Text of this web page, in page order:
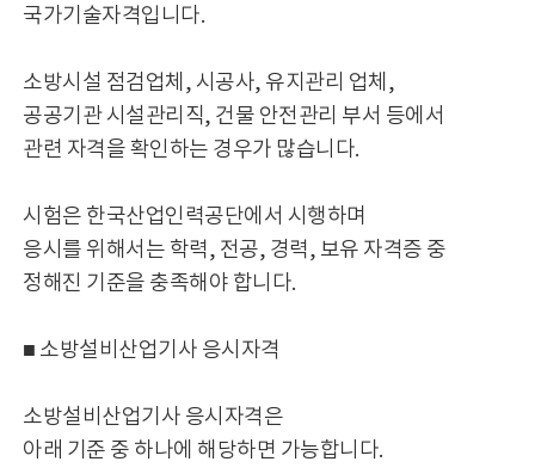
국가기술자격입니다.
소방시설 점검업체, 시공사, 유지관리 업체,
공공기관 시설관리직, 건물 안전관리 부서 등에서
관련 자격을 확인하는 경우가 많습니다.
시험은 한국산업인력공단에서 시행하며
응시를 위해서는 학력, 전공, 경력, 보유 자격증 중
정해진 기준을 충족해야 합니다.
■ 소방설비산업기사 응시자격
소방설비산업기사 응시자격은
아래 기준 중 하나에 해당하면 가능합니다.